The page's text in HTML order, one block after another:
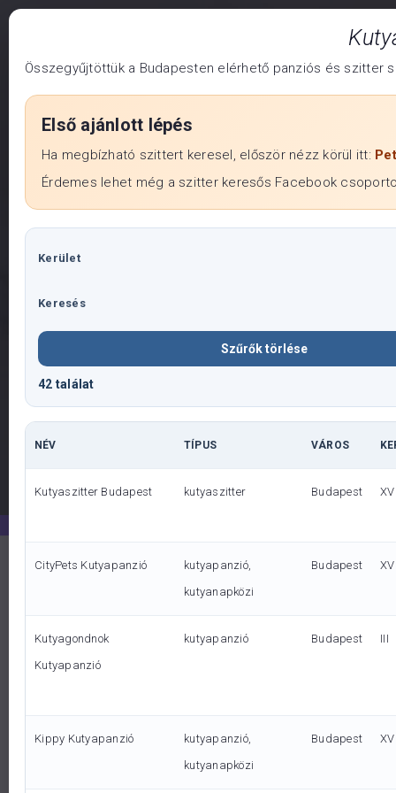
Összegyűjtöttük a Budapesten elérhető panziós és szitter
Első ajánlott lépés
Ha megbízható szittert keresel, először nézz körül itt:
Érdemes lehet még a szitter keresős Facebook
Kerület
Keresés
Szűrők törlése
42 találat
NÉV TÍPUS VÁROS
Kutyaszitter Budapest kutyaszitter Budapest
CityPets Kutyapanzió
kutyapanzió,
kutyanapközi
Budapest
Kutyagondnok
Kutyapanzió
kutyapanzió Budapest III
Kippy Kutyapanzió
kutyapanzió,
kutyanapközi
Budapest
Menu
Rólunk
Áraink
KUTYASZITTER
SZOLGÁLTATÁS
Minden kutya a fajtájától, méretétől, korától és ivarától
függetlenül, megérdemli a személyre szabott
családunk részévé válik, és teljes mértékben otthon
érezheti magát. Válassz minket, és a legjobb barátod a
Írj nekünk
Miért válassz minket?